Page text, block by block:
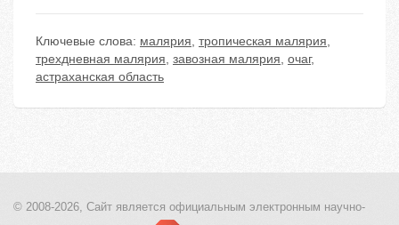
Ключевые слова: малярия, тропическая малярия,
трехдневная малярия, завозная малярия, очаг,
астраханская область
© 2008-2026, Сайт является официальным электронным научно-